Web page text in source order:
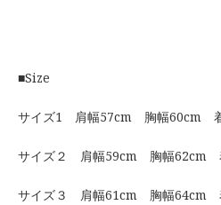
■Size
サイズ1 肩幅57cm 胸幅60cm
サイズ２ 肩幅59cm 胸幅62cm
サイズ３ 肩幅61cm 胸幅64cm